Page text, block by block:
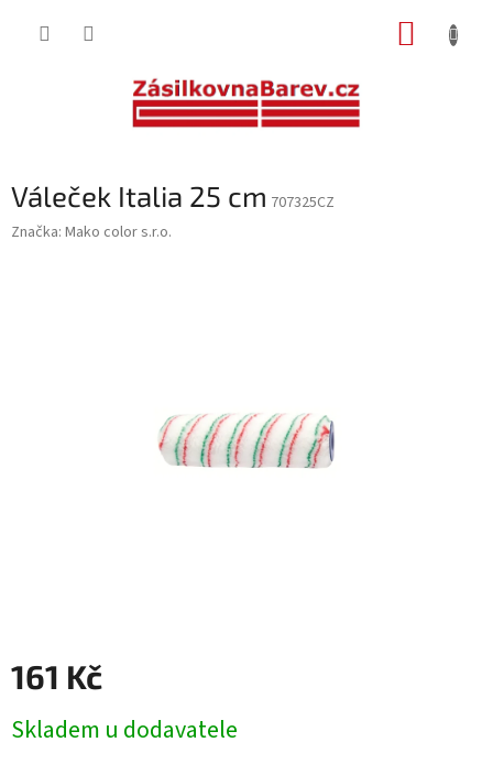
Váleček Italia 25 cm 707325CZ
Značka: Mako color s.r.o.
161 Kč
cena:
Skladem u dodavatele